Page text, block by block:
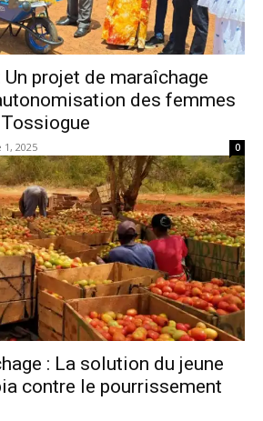
projet de maraîchage
des femmes
2025 0
: La solution du jeune
contre le pourrissement